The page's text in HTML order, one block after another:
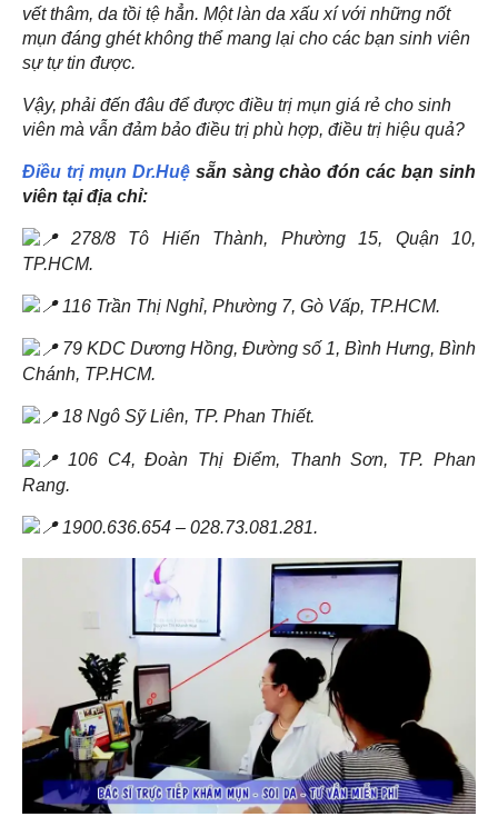
vết thâm, da tồi tệ hẳn. Một làn da xấu xí với những nốt
mụn đáng ghét không thể mang lại cho các bạn sinh viên
sự tự tin được.
Vậy, phải đến đâu để được điều trị mụn giá rẻ cho sinh
viên mà vẫn đảm bảo điều trị phù hợp, điều trị hiệu quả?
Điều trị mụn Dr.Huệsẵn sàng chào đón các bạn sinh
viên tại địa chỉ:
278/8 Tô Hiến Thành, Phường 15, Quận 10,
TP.HCM.
116 Trần Thị Nghỉ, Phường 7, Gò Vấp, TP.HCM.
79 KDC Dương Hồng, Đường số 1, Bình Hưng, Bình
Chánh, TP.HCM.
18 Ngô Sỹ Liên, TP. Phan Thiết.
106 C4, Đoàn Thị Điểm, Thanh Sơn, TP. Phan
Rang.
1900.636.654 – 028.73.081.281.